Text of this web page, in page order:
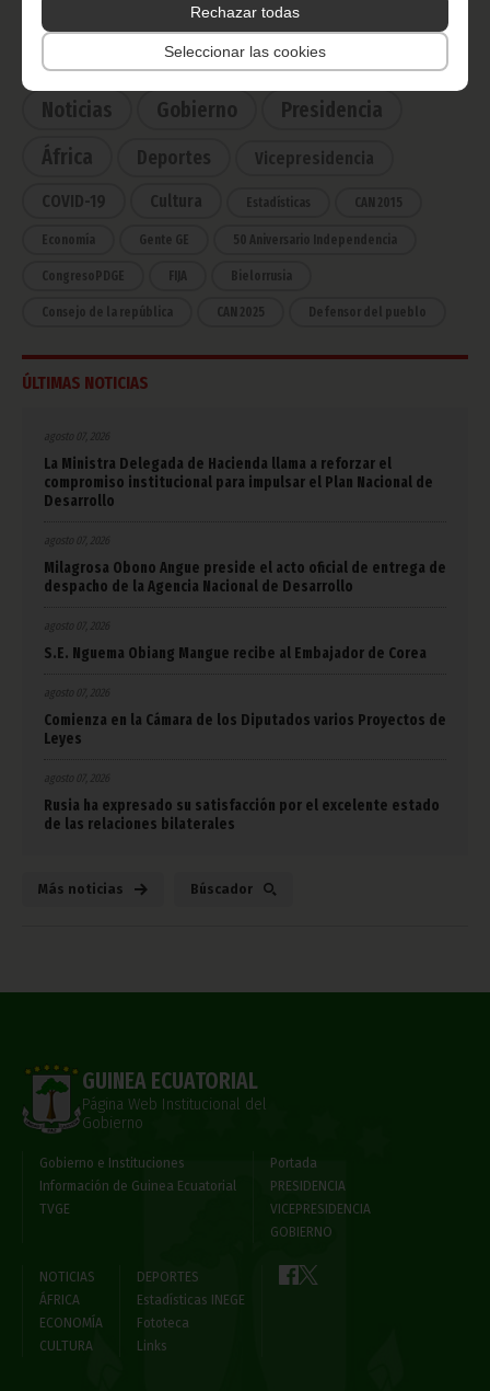
Rechazar todas
Seleccionar las cookies
CATEGORÍAS
Noticias Gobierno
Presidencia
África
Deportes Vicepresidencia
COVID-19 Cultura Estadísticas CAN 2015
Economía Gente GE 50 Aniversario Independencia
CongresoPDGE FIJA Bielorrusia
Consejo de la república CAN 2025 Defensor del pueblo
ÚLTIMAS NOTICIAS
agosto 07, 2026
La Ministra Delegada de Hacienda llama a reforzar el
compromiso institucional para impulsar el Plan Nacional de
Desarrollo
agosto 07, 2026
Milagrosa Obono Angue preside el acto oficial de entrega de
despacho de la Agencia Nacional de Desarrollo
agosto 07, 2026
S.E. Nguema Obiang Mangue recibe al Embajador de Corea
agosto 07, 2026
Comienza en la Cámara de los Diputados varios Proyectos de
Leyes
agosto 07, 2026
Rusia ha expresado su satisfacción por el excelente estado
de las relaciones bilaterales
Más noticias Búscador
GUINEA ECUATORIAL
Página Web Institucional del
Gobierno
Gobierno e Instituciones
Información de Guinea Ecuatorial
TVGE
Portada
PRESIDENCIA
VICEPRESIDENCIA
GOBIERNO
NOTICIAS
ÁFRICA
ECONOMÍA
CULTURA
DEPORTES
Estadísticas INEGE
Fototeca
Links